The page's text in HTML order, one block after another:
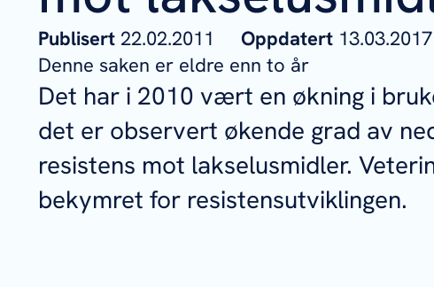
Publisert 22.02.2011 Oppdatert 13.03.2017
Denne saken er eldre enn to år
Det har i 2010 vært en økning i
det er observert økende grad av
resistens mot lakselusmidler.
bekymret for resistensutviklingen.